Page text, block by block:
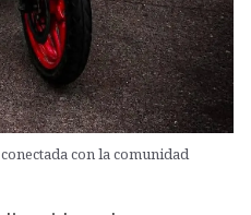
con la comunidad